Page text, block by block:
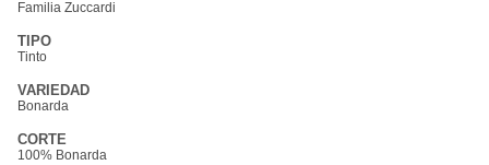
Familia Zuccardi
TIPO
Tinto
VARIEDAD
Bonarda
CORTE
100% Bonarda